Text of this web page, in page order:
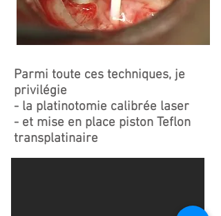
Parmi toute ces techniques, je
privilégie
- la platinotomie calibrée laser
- et mise en place piston Teflon
transplatinaire